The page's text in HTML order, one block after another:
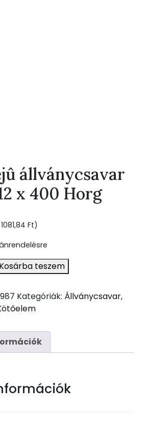
állványcsavar
x 400 Horg
1081,84 Ft)
Kosárba teszem
Kategóriák: Állványcsavar,